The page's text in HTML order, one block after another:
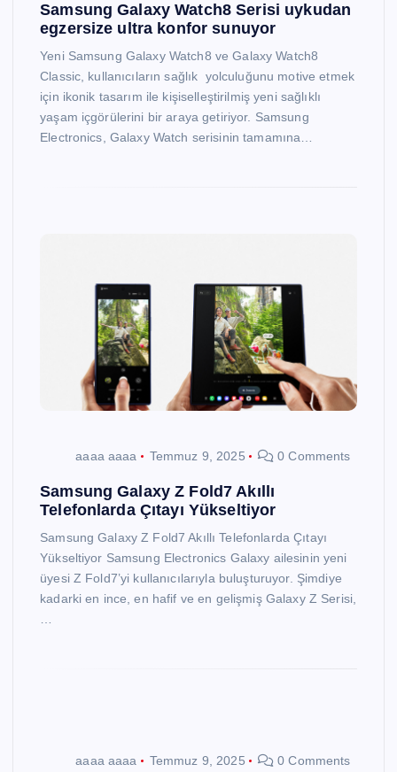
Samsung Galaxy Watch8 Serisi uykudan
egzersize ultra konfor sunuyor
Yeni Samsung Galaxy Watch8 ve Galaxy Watch8
Classic, kullanıcıların sağlık yolculuğunu motive etmek
için ikonik tasarım ile kişiselleştirilmiş yeni sağlıklı
yaşam içgörülerini bir araya getiriyor. Samsung
Electronics, Galaxy Watch serisinin tamamına…
aaaa aaaa Temmuz 9, 2025 0 Comments
Samsung Galaxy Z Fold7 Akıllı
Telefonlarda Çıtayı Yükseltiyor
Samsung Galaxy Z Fold7 Akıllı Telefonlarda Çıtayı
Yükseltiyor Samsung Electronics Galaxy ailesinin yeni
üyesi Z Fold7’yi kullanıcılarıyla buluşturuyor. Şimdiye
kadarki en ince, en hafif ve en gelişmiş Galaxy Z Serisi,
aaaa aaaa Temmuz 9, 2025 0 Comments